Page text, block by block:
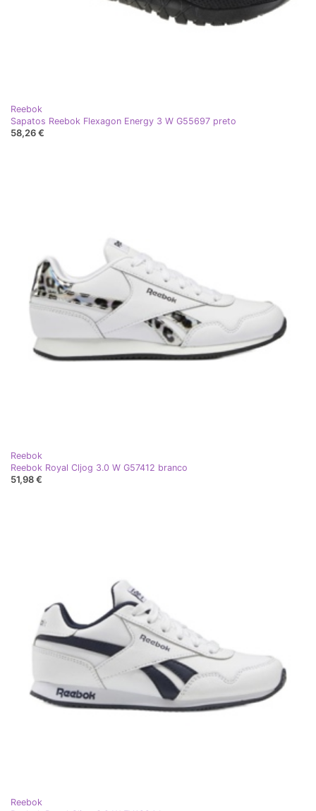
Reebok
Sapatos Reebok Flexagon Energy 3 W G55697 preto
58,26 €
Reebok
Reebok Royal Cljog 3.0 W G57412 branco
51,98 €
Reebok